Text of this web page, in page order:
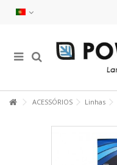
ACESSÓRIOS Linhas